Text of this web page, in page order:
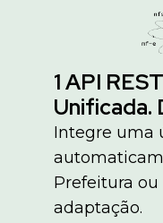
1 API
Unificada.
Integre uma
Prefeitura ou
adaptação.